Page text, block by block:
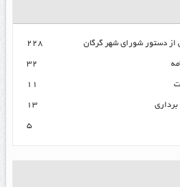
۲۲۸
۳۲
۱۱
۱۳
۵